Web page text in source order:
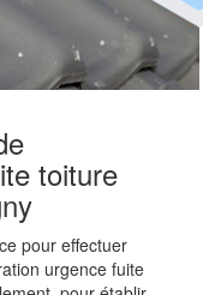
toiture
pour effectuer
urgence fuite